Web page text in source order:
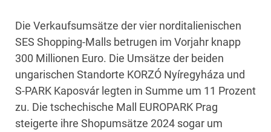
Die Verkaufsumsätze der vier norditalienischen
SES Shopping-Malls betrugen im Vorjahr knapp
300 Millionen Euro. Die Umsätze der beiden
ungarischen Standorte KORZÓ Nyíregyháza und
S-PARK Kaposvár legten in Summe um 11 Prozent
zu. Die tschechische Mall EUROPARK Prag
steigerte ihre Shopumsätze 2024 sogar um